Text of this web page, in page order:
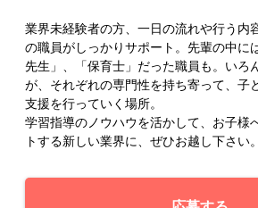
業界未経験者の方、一日の流れや行う内
の職員がしっかりサポート。先輩の中に
先生」、「保育士」だった職員も。いろ
が、それぞれの専門性を持ち寄って、子
支援を行っていく場所。
学習指導のノウハウを活かして、お子様
トする新しい業界に、ぜひお越し下さい。